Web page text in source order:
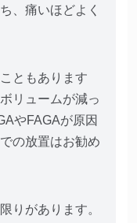
、痛いほどよく
ともあります
リュームが減っ
やFAGAが原因
の放置はお勧め
りがあります。